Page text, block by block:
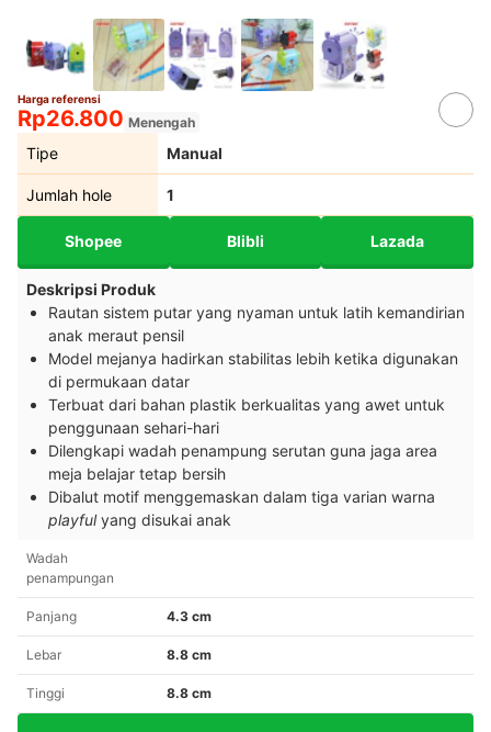
Harga referensi
Rp26.800 Menengah
Tipe Manual
Jumlah hole 1
Shopee Blibli Lazada
Deskripsi Produk
Rautan sistem putar yang nyaman untuk latih kemandirian
anak meraut pensil
Model mejanya hadirkan stabilitas lebih ketika digunakan
di permukaan datar
Terbuat dari bahan plastik berkualitas yang awet untuk
penggunaan sehari-hari
Dilengkapi wadah penampung serutan guna jaga area
meja belajar tetap bersih
Dibalut motif menggemaskan dalam tiga varian warna
playfulyang disukai anak
Wadah
penampungan
Panjang 4.3 cm
Lebar 8.8 cm
Tinggi 8.8 cm